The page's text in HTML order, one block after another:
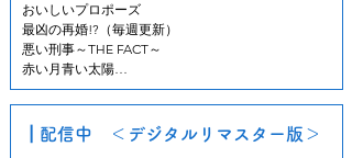
おいしいプロポーズ
最凶の再婚!?（毎週更新）
悪い刑事～THE FACT～
赤い月青い太陽
どたばたファミリー
善意の競争
Sweetheart Service
ラブ・ラップバトル
┃配信中 ＜デジタルリマスター版＞